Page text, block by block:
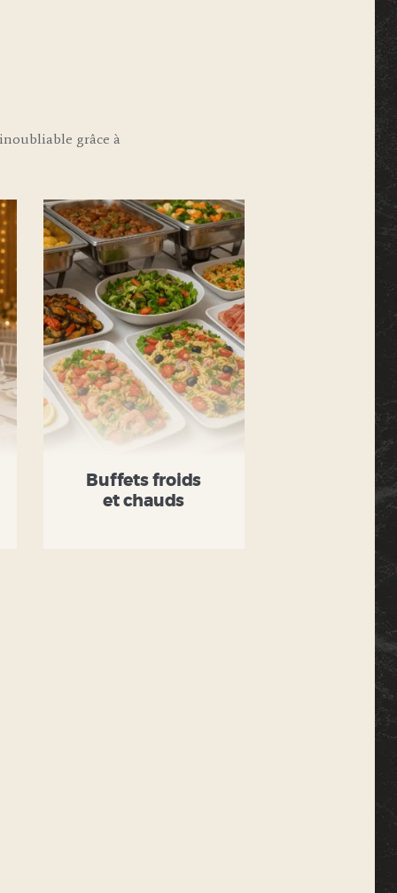
grâce à
Buffets froids
et chauds